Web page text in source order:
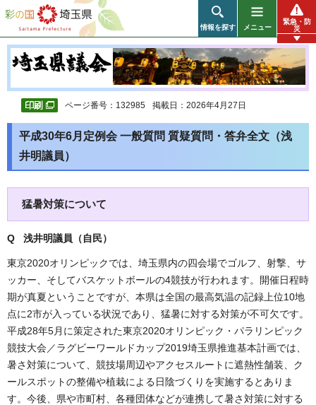
彩の国 埼玉県
情報を探す メニュー
緊急・防
災
ページ番号：132985 掲載日：2026年4月27日
平成30年6月定例会 一般質問 質疑質問・答弁全文（浅
井明議員）
猛暑対策について
Q 浅井明議員（自民）
東京2020オリンピックでは、埼玉県内の四会場でゴルフ、射撃、サ
ッカー、そしてバスケットボールの4競技が行われます。開催日程時
期が真夏ということですが、本県は全国の最高気温の記録上位10地
点に2市が入っている状況であり、猛暑に対する対策が不可欠です。
平成28年5月に策定された東京2020オリンピック・パラリンピック
競技大会／ラグビーワールドカップ2019埼玉県推進基本計画では、
暑さ対策について、競技場周辺やアクセスルートに遮熱性舗装、ク
ールスポットの整備や植栽による日陰づくりを実施するとありま
す。今後、県や市町村、各種団体などが連携して暑さ対策に対する